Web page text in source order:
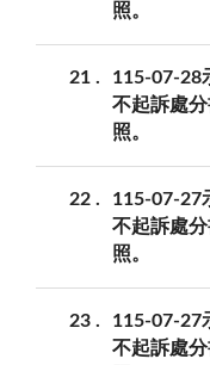
照。
21
115-07-28
不起訴處
照。
22
115-07-27
不起訴處
照。
23
115-07-27
不起訴處